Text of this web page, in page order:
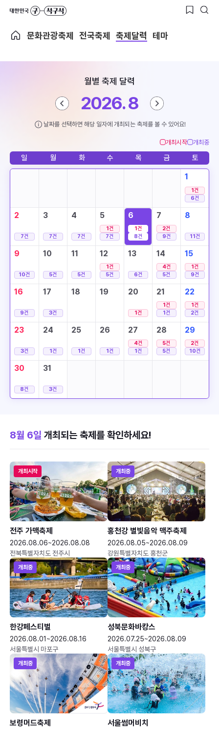
문화관광축제 전국축제 축제달력 테마
월별 축제 달력
2026. 8
날짜를 선택하면 해당 일자에 개최되는 축제를 볼 수 있어요!
개최시작 개최중
일 월 화 수 목 금 토
1
1건
6건
2
7건
3
7건
4
7건
5
1건
7건
6
1건
8건
7
2건
9건
8
11건
9
10건
10
5건
11
5건
12
1건
5건
13
6건
14
4건
5건
15
1건
9건
16
9건
17
3건
18 19 20
1건
21
1건
1건
22
1건
2건
23
3건
24
1건
25
1건
26
1건
27
4건
1건
28
5건
5건
29
2건
10건
30
8건
31
3건
8월 6일 개최되는 축제를 확인하세요!
개최시작
전주 가맥축제
2026.08.06~2026.08.08
전북특별자치도 전주시
개최중
홍천강 별빛음악 맥주축제
2026.08.05~2026.08.09
강원특별자치도 홍천군
개최중
한강페스티벌
2026.08.01~2026.08.16
서울특별시 마포구
개최중
성북문화바캉스
2026.07.25~2026.08.09
서울특별시 성북구
개최중
보령머드축제
개최중
서울썸머비치